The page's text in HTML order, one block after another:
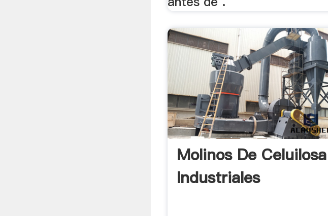
Molinos De Celuilosa
Industriales